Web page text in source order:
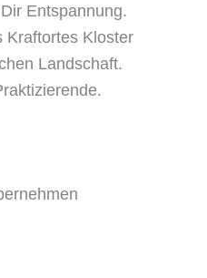
Entspannung.
Kraftortes Kloster
Landschaft.